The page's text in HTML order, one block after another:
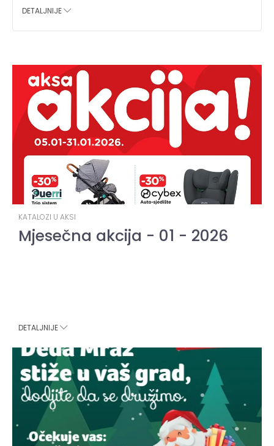
DETALJNIJE
KATALOZI U AKSI
Mjesečna akcija - 01 - 2026
DETALJNIJE